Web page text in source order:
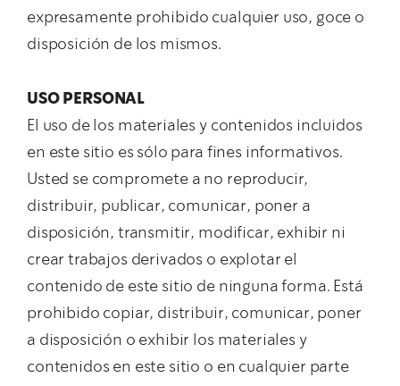
expresamente prohibido cualquier uso, goce o
disposición de los mismos.
USO PERSONAL
El uso de los materiales y contenidos incluidos
en este sitio es sólo para fines informativos.
Usted se compromete a no reproducir,
distribuir, publicar, comunicar, poner a
disposición, transmitir, modificar, exhibir ni
crear trabajos derivados o explotar el
contenido de este sitio de ninguna forma. Está
prohibido copiar, distribuir, comunicar, poner
a disposición o exhibir los materiales y
contenidos en este sitio o en cualquier parte